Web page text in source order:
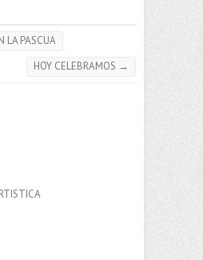
LA PASCUA
HOY CELEBRAMOS →